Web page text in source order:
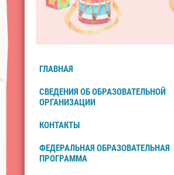
ГЛАВНАЯ
СВЕДЕНИЯ ОБ ОБРАЗОВАТЕЛЬНОЙ
ОРГАНИЗАЦИИ
КОНТАКТЫ
ФЕДЕРАЛЬНАЯ ОБРАЗОВАТЕЛЬНАЯ
ПРОГРАММА